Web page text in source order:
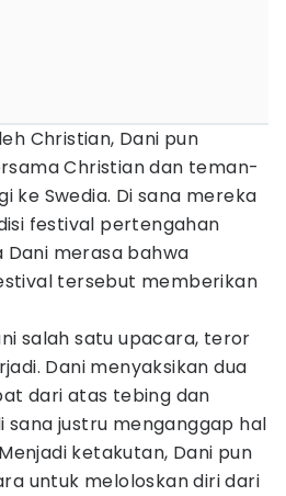
Christian, Dani pun
Christian dan teman-
ke Swedia. Di sana mereka
festival pertengahan
Dani merasa bahwa
tersebut memberikan
salah satu upacara, teror
Dani menyaksikan dua
dari atas tebing dan
sana justru menganggap hal
ketakutan, Dani pun
untuk meloloskan diri dari